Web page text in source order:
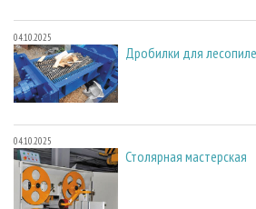
04.10.2025
Дробилки для
04.10.2025
Столярная мастерская